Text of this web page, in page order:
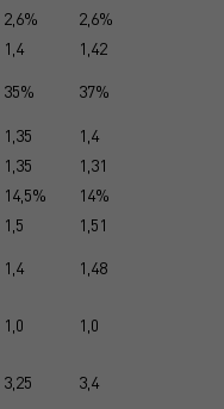
2,6%
2,6%
1,4
1,42
35% 37%
1,35
1,4
1,35
1,31
14,5%
14%
1,5
1,51
1,4 1,48
1,0 1,0
3,25 3,4